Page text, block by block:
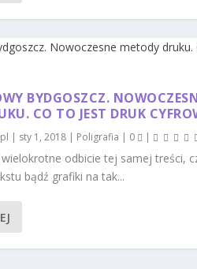
BYDGOSZCZ.
CO TO JEST DRUK
| sty 1, 2018| Poligrafia | 0 |
odbicie tej samej treści,
bądź grafiki na tak...